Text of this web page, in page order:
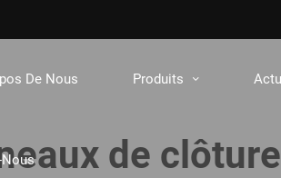
De Nous Produits
de